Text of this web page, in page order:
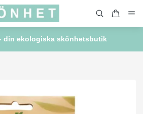
din ekologiska skönhetsbutik